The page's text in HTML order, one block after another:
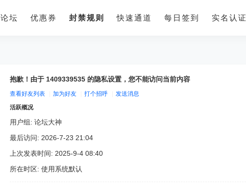
论坛 优惠券 封禁规则 快速通道 每日签到 实名认证
抱歉！由于 1409339535 的隐私设置，您不能访问当前内容
查看好友列表 加为好友 打个招呼
发送消息
活跃概况
用户组: 论坛大神
最后访问: 2026-7-23 21:04
上次发表时间: 2025-9-4 08:40
所在时区: 使用系统默认